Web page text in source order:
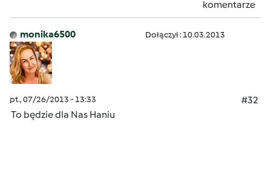
komentarze
monika6500 Dołączył : 10.03.2013
pt., 07/26/2013 - 13:33
#32
To będzie dla Nas Haniu